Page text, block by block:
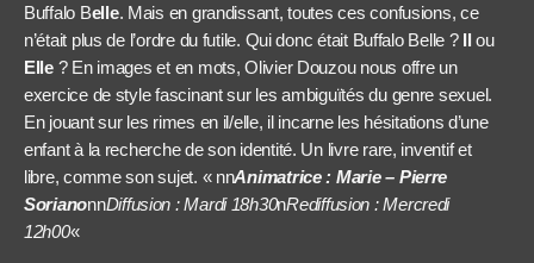
Buffalo Belle. Mais en grandissant, toutes ces confusions, ce
n’était plus de l’ordre du futile. Qui donc était Buffalo Belle ?Il ou
Elle? En images et en mots, Olivier Douzou nous offre un
exercice de style fascinant sur les ambiguïtés du genre sexuel.
En jouant sur les rimes en il/elle, il incarne les hésitations d’une
enfant à la recherche de son identité. Un livre rare, inventif et
libre, comme son sujet. « nnAnimatrice : Marie – Pierre
SorianonnDiffusion : Mardi 18h30nRediffusion : Mercredi
12h00«